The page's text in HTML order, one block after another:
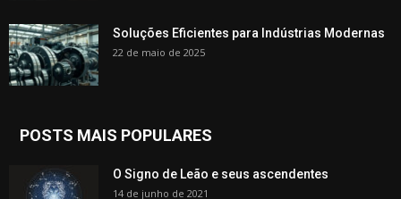
Soluções Eficientes para Indústrias Modernas
22 de maio de 2025
POSTS MAIS POPULARES
O Signo de Leão e seus ascendentes
14 de junho de 2021